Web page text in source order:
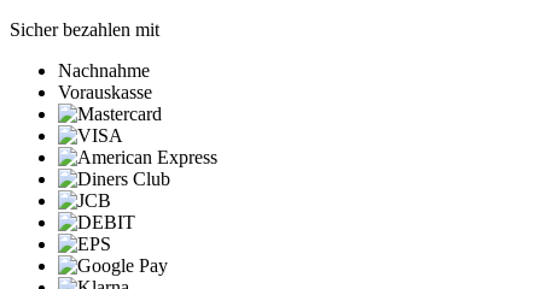
Sicher bezahlen mit
Nachnahme
Vorauskasse